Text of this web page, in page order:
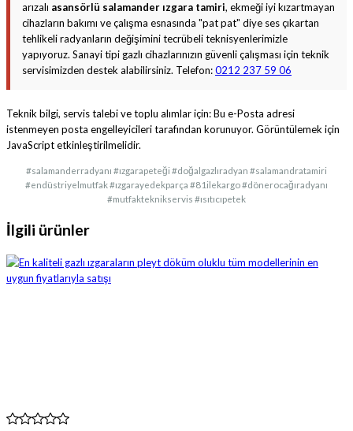
arızalı asansörlü salamander ızgara tamiri, ekmeği iyi kızartmayan
cihazların bakımı ve çalışma esnasında "pat pat" diye ses çıkartan
tehlikeli radyanların değişimini tecrübeli teknisyenlerimizle
yapıyoruz. Sanayi tipi gazlı cihazlarınızın güvenli çalışması için teknik
servisimizden destek alabilirsiniz. Telefon:0212 237 59 06
Teknik bilgi, servis talebi ve toplu alımlar için:Bu e-Posta adresi
istenmeyen posta engelleyicileri tarafından korunuyor. Görüntülemek için
JavaScript etkinleştirilmelidir.
#salamanderradyanı #ızgarapeteği #doğalgazlıradyan #salamandratamiri
#endüstriyelmutfak #ızgarayedekparça #81ilekargo #dönerocağıradyanı
#mutfakteknikservis #ısıtıcıpetek
İlgili ürünler